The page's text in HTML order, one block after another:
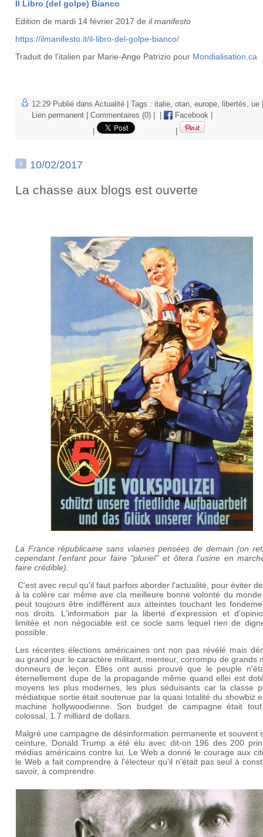
Il Libro (del golpe) Bianco
Edition de mardi 14 février 2017 de il manifesto
https://ilmanifesto.it/il-libro-del-golpe-bianco/
Traduit de l’italien par Marie-Ange Patrizio pour Mondialisation.ca
12:29 Publié dans Actualité | Tags : italie otan europe libertés ue
Lien permanent
Commentaires (0) Facebook
10/02/2017
La chasse aux blogs est ouverte
La France républicaine sans vilaines pensées de demain (on
cependant l'enfant pour faire "pluriel" et ôtera l'usine en
faire crédible).
C'est avec recul qu'il faut parfois aborder l'actualité, pour éviter
à la colère car même ave cla meilleure bonne volonté du
peut toujours être indifférent aux atteintes touchant les
nos droits. L'information par la liberté d'expression et
limitée et non négociable est ce socle sans lequel rien de
possible.
Les récentes élections américaines ont non pas révélé mais
au grand jour le caractère militant, menteur, corrompu de grands
donneurs de leçon. Elles ont aussi prouvé que le peuple
éternellement dupe de la propagande même quand ellei est
moyens les plus modernes, les plus séduisants car la classe
médiatique sortie était soutenue par la quasi totalité du showbiz
machine hollywoodienne. Son budget de campagne était
colossal, 1.7 milliard de dollars.
Malgré une campagne de désinformation permanente et souvent
ceinture, Donald Trump a été élu avec dit-on 196 des 200
médias américains contre lui. Le Web a donné le courage aux
le Web a fait comprendre à l'électeur qu'il n'était pas seul à
savoir, à comprendre.